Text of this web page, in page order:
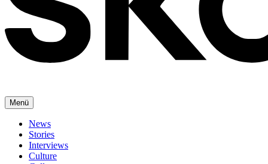
Menü
News
Stories
Interviews
Culture